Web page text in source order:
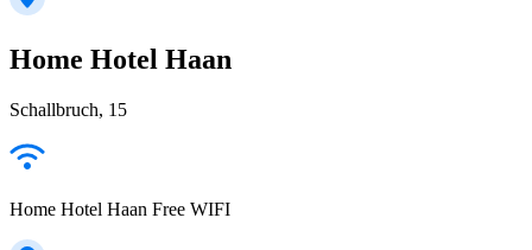
Home Hotel Haan
Schallbruch, 15
Home Hotel Haan Free WIFI